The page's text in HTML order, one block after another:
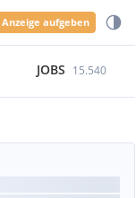
aufgeben
JOBS 15.540